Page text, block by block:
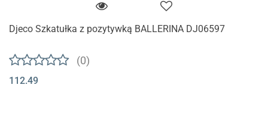
Djeco Szkatułka z pozytywką BALLERINA DJ06597
(0)
112.49